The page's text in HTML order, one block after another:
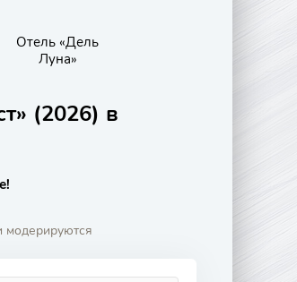
Отель «Дель
Луна»
(2026) в
модерируются